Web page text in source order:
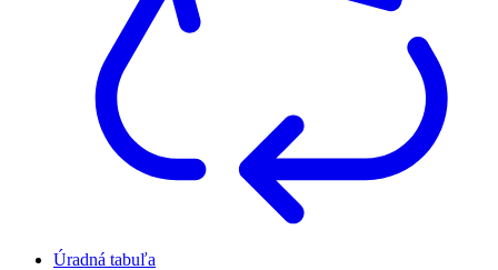
Úradná tabuľa